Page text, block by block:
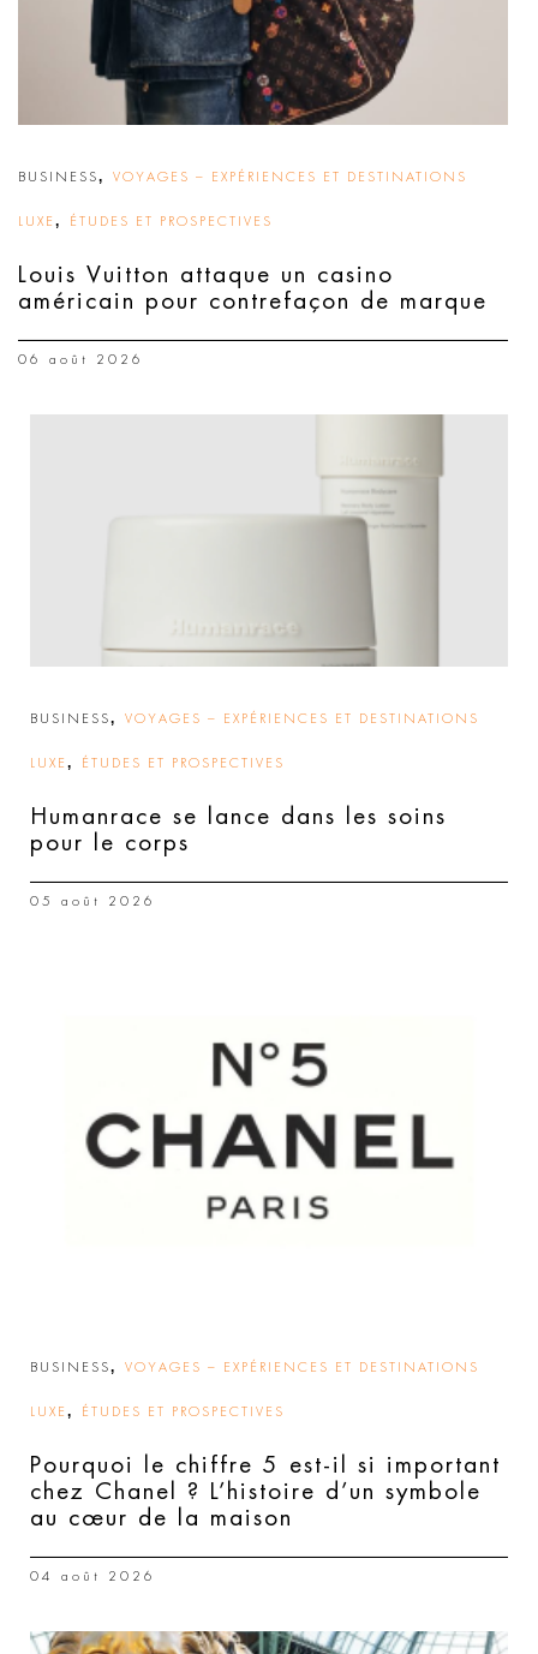
BUSINESS, VOYAGES – EXPÉRIENCES ET DESTINATIONS
LUXE , ÉTUDES ET PROSPECTIVES
Louis Vuitton attaque un casino
américain pour contrefaçon de marque
06 août 2026
BUSINESS, VOYAGES – EXPÉRIENCES ET DESTINATIONS
LUXE , ÉTUDES ET PROSPECTIVES
Humanrace se lance dans les soins
pour le corps
05 août 2026
BUSINESS, VOYAGES – EXPÉRIENCES ET DESTINATIONS
LUXE , ÉTUDES ET PROSPECTIVES
Pourquoi le chiffre 5 est-il si important
chez Chanel ? L’histoire d’un symbole
au cœur de la maison
04 août 2026